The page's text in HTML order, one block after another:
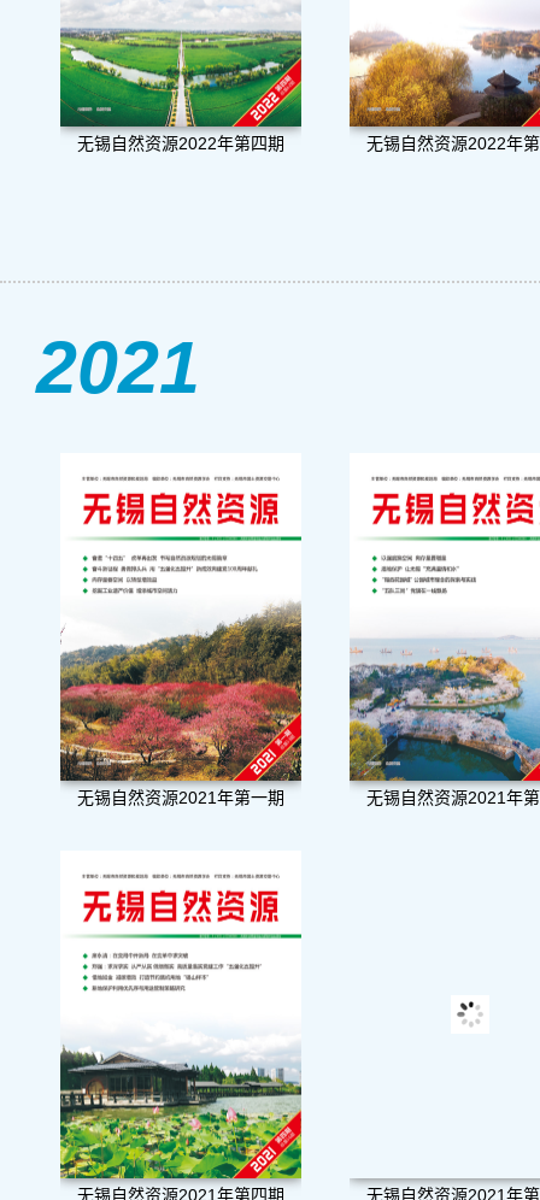
无锡自然资源2022年第四期 无锡自然资源2022年
2021
无锡自然资源2021年第一期 无锡自然资源2021年
无锡自然资源2021年第四期 无锡自然资源2021年